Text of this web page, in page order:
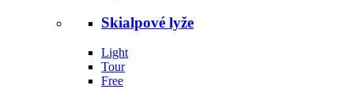
Skialpové lyže
Light
Tour
Free